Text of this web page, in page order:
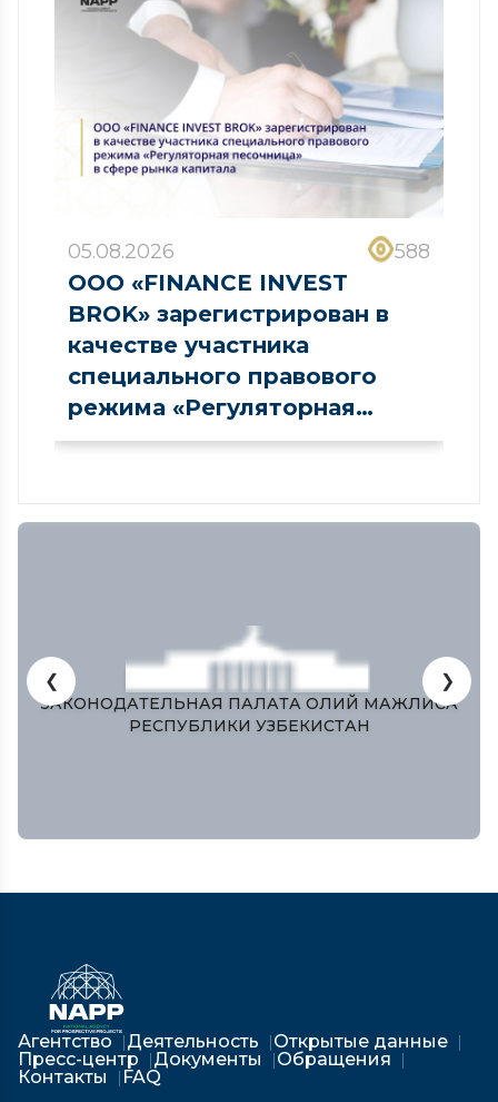
05.08.2026 588
ООО «FINANCE INVEST
BROK» зарегистрирован в
качестве участника
специального правового
режима «Регуляторная
песочница» в сфере рынка
ЗАКОНОДАТЕЛЬНАЯ ПАЛАТА ОЛИЙ МАЖЛИСА
РЕСПУБЛИКИ УЗБЕКИСТАН
❮ ❯
Агентство Деятельность
Открытые данные
Пресс-центр
Документы
Обращения
Контакты
FAQ